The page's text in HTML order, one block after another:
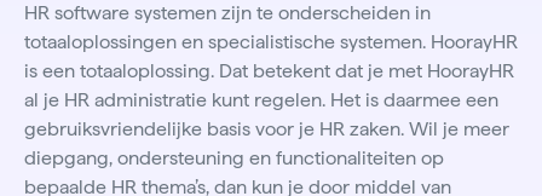
HR software systemen zijn te onderscheiden in
totaaloplossingen en specialistische systemen. HoorayHR
is een totaaloplossing. Dat betekent dat je met HoorayHR
al je HR administratie kunt regelen. Het is daarmee een
gebruiksvriendelijke basis voor je HR zaken. Wil je meer
diepgang, ondersteuning en functionaliteiten op
bepaalde HR thema’s, dan kun je door middel van